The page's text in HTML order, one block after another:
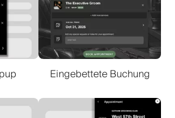
Eingebettete Buchung